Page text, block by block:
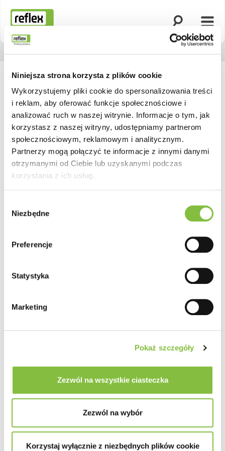
Niniejsza strona korzysta z plików cookie
Wykorzystujemy pliki cookie do spersonalizowania treści
i reklam, aby oferować funkcje społecznościowe i
analizować ruch w naszej witrynie. Informacje o tym, jak
korzystasz z naszej witryny, udostępniamy partnerom
społecznościowym, reklamowym i analitycznym.
Partnerzy mogą połączyć te informacje z innymi danymi
otrzymanymi od Ciebie lub uzyskanymi podczas
korzystania z ich usług.
zgody
Niezbędne
Preferencje
Statystyka
Marketing
Pokaż szczegóły
Zezwól na wszystkie ciasteczka
Zezwól na wybór
Korzystaj wyłącznie z niezbędnych plików cookie
Strona główna
Otwórz